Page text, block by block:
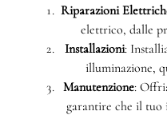
Riparazioni
elettrico, dalle
Installazioni:
illuminazione,
Manutenzione:
garantire che il tuo